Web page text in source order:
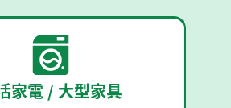
家電 / 大型家具